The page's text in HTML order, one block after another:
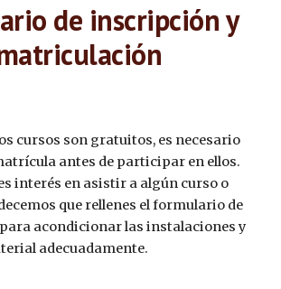
de inscripción y
cursos son gratuitos, es necesario
antes de participar en ellos.
interés en asistir a algún curso o
que rellenes el formulario de
acondicionar las instalaciones y
adecuadamente.